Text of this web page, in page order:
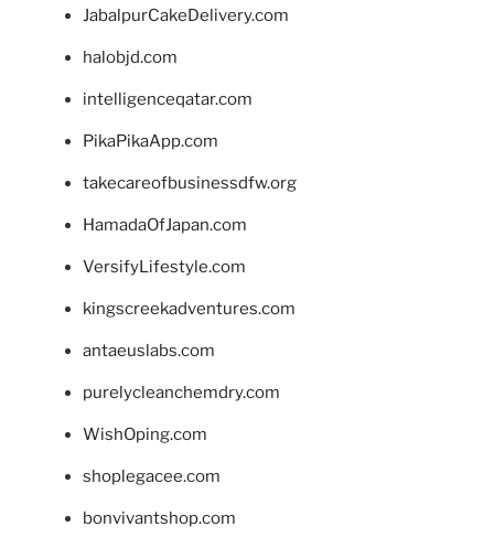
JabalpurCakeDelivery.com
halobjd.com
intelligenceqatar.com
PikaPikaApp.com
takecareofbusinessdfw.org
HamadaOfJapan.com
VersifyLifestyle.com
kingscreekadventures.com
antaeuslabs.com
purelycleanchemdry.com
WishOping.com
shoplegacee.com
bonvivantshop.com